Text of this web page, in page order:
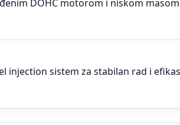
DOHC motorom i niskom
injection sistem za stabilan rad i